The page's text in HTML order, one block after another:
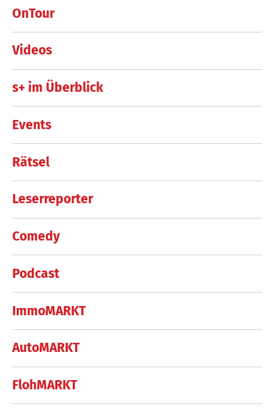
OnTour
Videos
s+ im Überblick
Events
Rätsel
Leserreporter
Comedy
Podcast
ImmoMARKT
AutoMARKT
FlohMARKT